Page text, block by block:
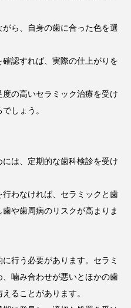
ら、自身の歯に合った色を選
認すれば、実際の仕上がりを
の高いセラミック治療を受け
しょう。
は、定期的な歯科検診を受け
わなければ、セラミックと歯
や歯周病のリスクが高まりま
行う必要があります。セラミ
噛み合わせが悪いとほかの歯
ることがあります。